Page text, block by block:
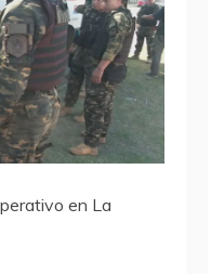
en La